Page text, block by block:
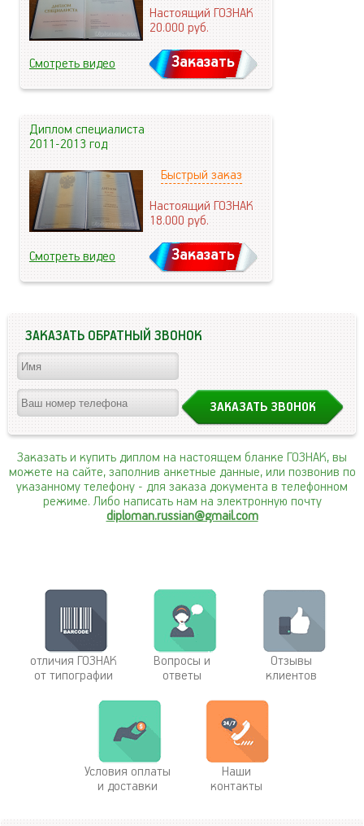
Настоящий ГОЗНАК
20.000руб.
Смотреть видео Заказать
Диплом специалиста
2011-2013 год
Быстрый заказ
Настоящий ГОЗНАК
18.000руб.
Смотреть видео Заказать
ЗАКАЗАТЬ ОБРАТНЫЙ ЗВОНОК
Заказать и купить диплом на настоящем бланке ГОЗНАК, вы
можете на сайте, заполнив анкетные данные, или позвонив по
указанному телефону - для заказа документа в телефонном
режиме. Либо написать нам на электронную почту
diploman.russian@gmail.com
отличия ГОЗНАК
от типографии
Вопросы и
ответы
Отзывы
клиентов
Условия оплаты
и доставки
Наши
контакты